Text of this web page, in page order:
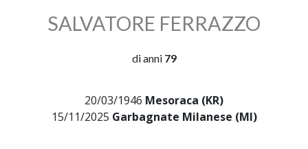
SALVATORE FERRAZZO
di anni 79
20/03/1946 Mesoraca (KR)
15/11/2025 Garbagnate Milanese (MI)